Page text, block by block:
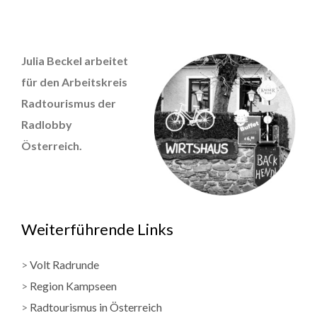
Julia Beckel arbeitet
für den Arbeitskreis
Radtourismus der
Radlobby
Österreich.
Weiterführende Links
> Volt Radrunde
> Region Kampseen
> Radtourismus in Österreich